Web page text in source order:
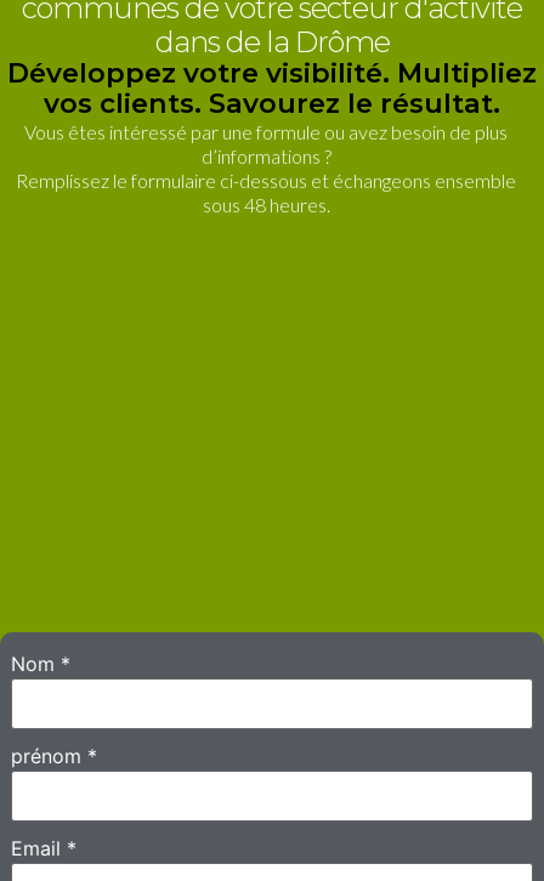
communes de votre secteur d'activité
dans de la Drôme
Développez votre visibilité. Multipliez
vos clients. Savourez le résultat.
Vous êtes intéressé par une formule ou avez besoin de plus
d’informations ?
Remplissez le formulaire ci-dessous et échangeons ensemble
sous 48 heures.
Nom *
prénom *
Email *